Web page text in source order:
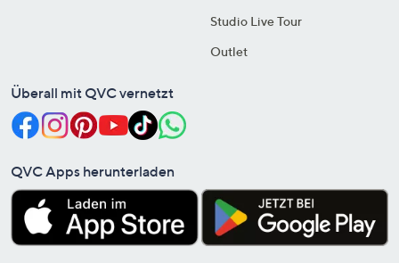
Studio Live Tour
Outlet
Überall mit QVC vernetzt
QVC Apps herunterladen